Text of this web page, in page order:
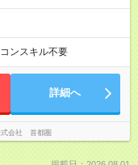
ンスキル不要
詳細へ
式会社 首都圏